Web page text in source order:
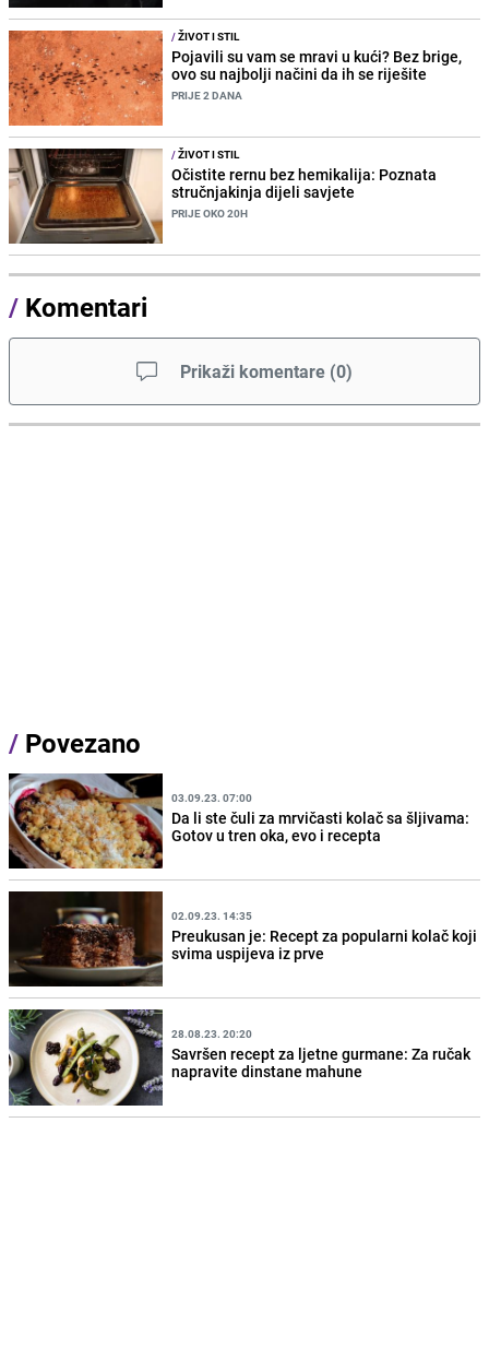
/ŽIVOT I STIL
Pojavili su vam se mravi u kući? Bez brige,
ovo su najbolji načini da ih se riješite
PRIJE 2 DANA
/ŽIVOT I STIL
Očistite rernu bez hemikalija: Poznata
stručnjakinja dijeli savjete
PRIJE OKO 20H
/ Komentari
Prikaži komentare (0)
/ Povezano
03.09.23. 07:00
Da li ste čuli za mrvičasti kolač sa šljivama:
Gotov u tren oka, evo i recepta
02.09.23. 14:35
Preukusan je: Recept za popularni kolač koji
svima uspijeva iz prve
28.08.23. 20:20
Savršen recept za ljetne gurmane: Za ručak
napravite dinstane mahune